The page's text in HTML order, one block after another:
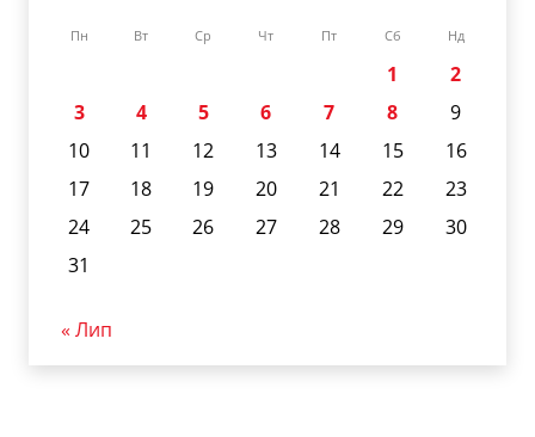
Пн Вт Ср Чт Пт Сб Нд
1
2
3
4 5 6 7 8
9
10
11 12 13 14 15
16
17
18 19 20 21 22
23
24
25 26 27 28 29
30
31
« Лип